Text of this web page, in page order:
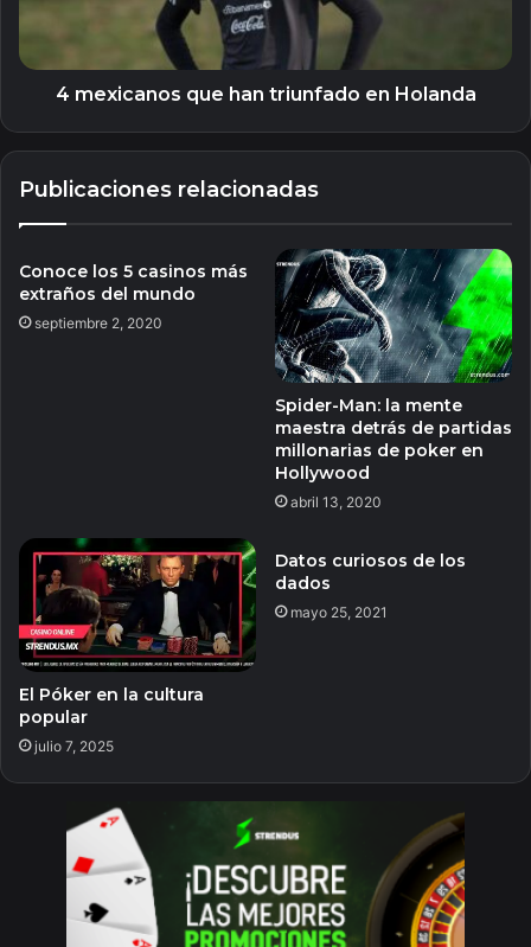
4 mexicanos que han triunfado en Holanda
Publicaciones relacionadas
Conoce los 5 casinos más
extraños del mundo
septiembre 2, 2020
Spider-Man: la mente
maestra detrás de partidas
millonarias de poker en
Hollywood
abril 13, 2020
El Póker en la cultura
popular
julio 7, 2025
Datos curiosos de los
dados
mayo 25, 2021